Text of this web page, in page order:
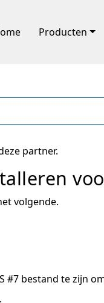
Producten
partner.
volgende.
#7 bestand te zijn